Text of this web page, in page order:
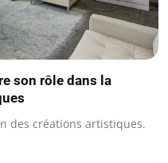
son rôle dans la
des créations artistiques.